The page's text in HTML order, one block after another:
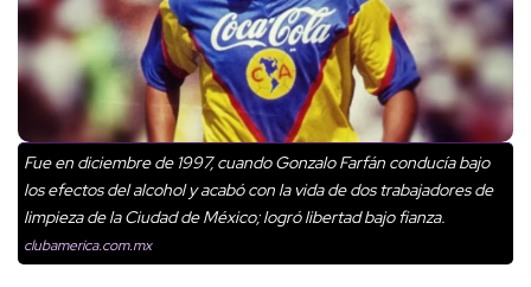
Fue en diciembre de 1997, cuando Gonzalo Farfán conducía bajo
los efectos del alcohol y acabó con la vida de dos trabajadores de
limpieza de la Ciudad de México; logró libertad bajo fianza.
clubamerica.com.mx